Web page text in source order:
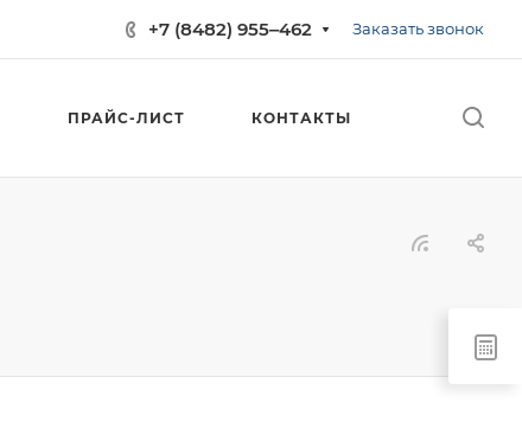
+7 (8482) 955‒462 Заказать звонок
ПРАЙС-ЛИСТ КОНТАКТЫ